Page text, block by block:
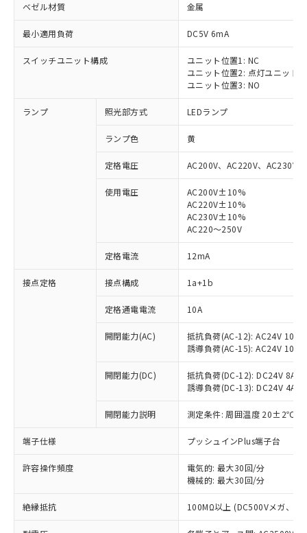
ベゼル材質 金属
最小適用負荷 DC5V 6mA
スイッチユニット構成
ユニット位置1: NC
ユニット位置2: 点灯ユニット
ユニット位置3: NO
ランプ 照光部方式 LEDランプ
ランプ色 黄
定格電圧 AC200V、AC220V、AC230V
使用電圧
AC200V±10%
AC220V±10%
AC230V±10%
AC220～250V
定格電流 12mA
接点定格 接点構成 1a+1b
定格通電電流 10A
開閉能力(AC)
抵抗負荷(AC-12): AC24V 10A/
誘導負荷(AC-15): AC24V
開閉能力(DC)
抵抗負荷(DC-12): DC24V 8A/
誘導負荷(DC-13): DC24V 4A/
開閉能力説明 測定条件: 周囲温度 20±2℃、
端子仕様 プッシュインPlus端子台
許容操作頻度
電気的: 最大30回/分
機械的: 最大30回/分
絶縁抵抗 100MΩ以上 (DC500Vメガ、点
ご利用条件
以下の条件をお読みいただき、同意のうえ
本サービスは、当社制御機器事業取扱
商品の当社在庫状況および標準価格
(税抜)を提供させていただくもので
当社制御機器事業取扱商品の中には、
本サービスの対象外となる商品もある
対応済み：EU RoHS指令（10物質）の
非含有に対応した製品が提供可能な商品で
対応予定：EU RoHS指令（10物質）の非含
有に対応した製品に切り替える予定のある
対応予定なし：EU RoHS指令（10物質）の
非含有に非対応の商品で、対応品を出す予
定はありません。
調査・確認中：EU RoHS指令（10物質）の
非含有の対応状況を調査中または確認中の
非該当品：ライセンス料など無形物で、有
害物質有無と関係のない商品です。
仕入先様の事情により、非含有部品として
※1 中国RoHS○×表
「○」：最大均質材料含有率が中国RoHSの
基準値以下であることを示します。
「×」：最大均質材料含有率が中国RoHSの